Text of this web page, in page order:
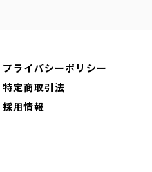
プライバシーポリシー
特定商取引法
採用情報